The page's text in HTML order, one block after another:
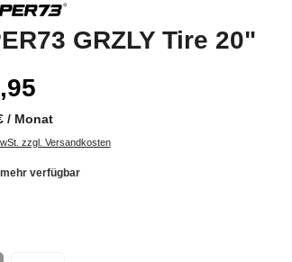
GRZLY Tire 20"
/ Monat
zzgl. Versandkosten
verfügbar